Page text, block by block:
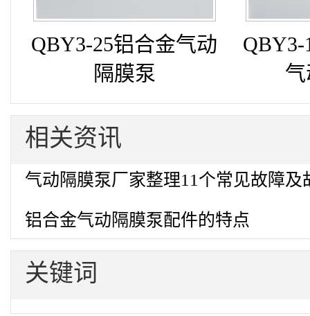
QBY3-25铝合金气动
隔膜泵
QBY3-
相关资讯
气动隔膜泵厂家整理11个常见故障及
铝合金气动隔膜泵配件的特点
关键词